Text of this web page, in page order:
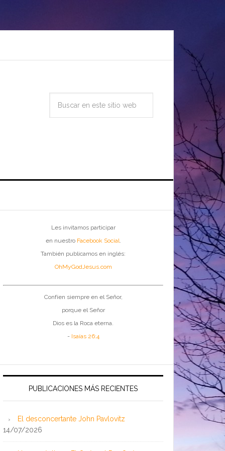
Les invitamos participar
en nuestro Facebook Social.
También publicamos en inglés:
OhMyGodJesus.com
Confíen siempre en el Señor,
porque el Señor
Dios es la Roca eterna.
- Isaías 26:4
PUBLICACIONES MÁS RECIENTES
El desconcertante John Pavlovitz
14/07/2026